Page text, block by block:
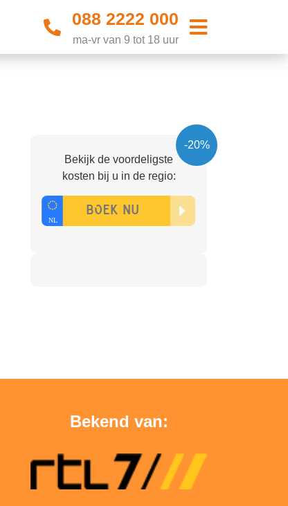
088 2222 000
ma-vr van 9 tot 18 uur
-20%
Bekijk de voordeligste
kosten bij u in de regio:
Bekend van: